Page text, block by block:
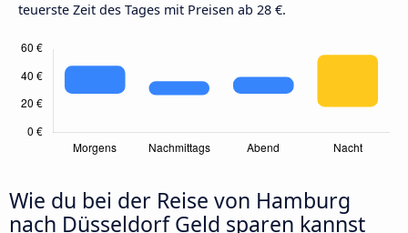
teuerste Zeit des Tages mit Preisen ab 28 €.
Wie du bei der Reise von Hamburg
nach Düsseldorf Geld sparen kannst